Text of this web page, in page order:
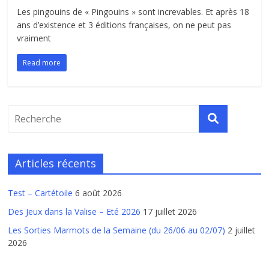
Les pingouins de « Pingouins » sont increvables. Et après 18
ans d’existence et 3 éditions françaises, on ne peut pas
vraiment
Read more
Articles récents
Test – Cartétoile 6 août 2026
Des Jeux dans la Valise – Eté 2026 17 juillet 2026
Les Sorties Marmots de la Semaine (du 26/06 au 02/07) 2 juillet
2026